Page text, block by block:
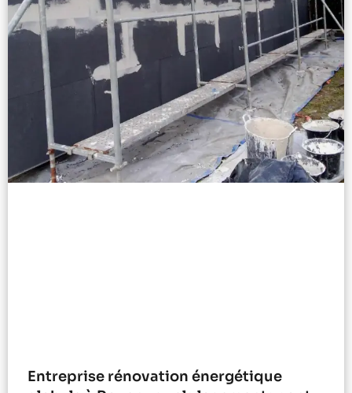
Entreprise rénovation énergétique